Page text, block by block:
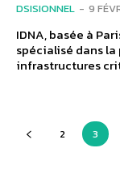
DSISIONNEL - 9
IDNA, basée à
spécialisé dans
infrastructures
2 3